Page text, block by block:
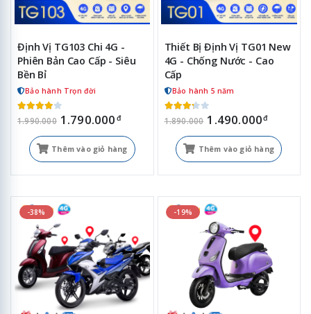
Định Vị TG103 Chi 4G -
Phiên Bản Cao Cấp - Siêu
Bền Bỉ
Bảo hành Trọn đời
1.990.000 1.790.000 đ
Thêm vào giỏ hàng
Thiết Bị Định Vị TG01 New
4G - Chống Nước - Cao
Cấp
Bảo hành 5 năm
1.890.000 1.490.000đ
Thêm vào giỏ hàng
-38% -19%